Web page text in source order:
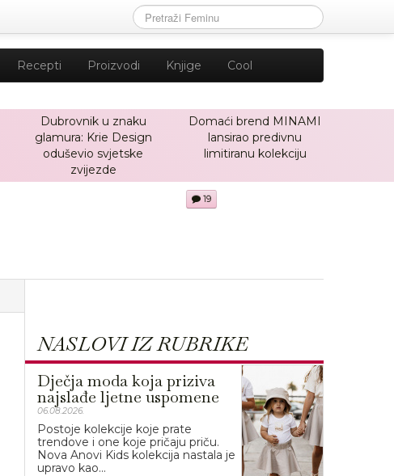
Recepti Proizvodi Knjige Cool
Dubrovnik u znaku
glamura: Krie Design
oduševio svjetske
zvijezde
Domaći brend MINAMI
lansirao predivnu
limitiranu kolekciju
19
NASLOVI IZ RUBRIKE
Dječja moda koja priziva
najslađe ljetne uspomene
06.08.2026.
Postoje kolekcije koje prate
trendove i one koje pričaju priču.
Nova Anovi Kids kolekcija nastala je
upravo kao...